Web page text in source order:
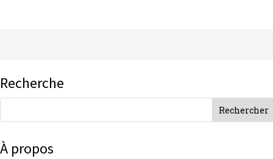
Recherche
À propos